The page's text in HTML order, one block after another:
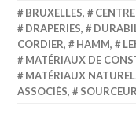
BRUXELLES,
DRAPERIES,
CORDIER, HAMM,
MATÉRIAUX DE
MATÉRIAUX
ASSOCIÉS, SOURCEUR